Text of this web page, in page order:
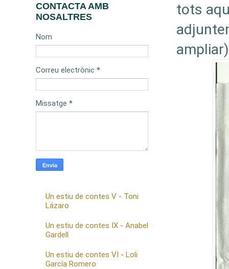
tots
ampliar)
CONTACTA AMB
NOSALTRES
Nom
Correu electrònic *
Missatge *
Un estiu de contes V - Toni
Lázaro
Un estiu de contes IX - Anabel
Gardell
Un estiu de contes VI - Loli
García Romero